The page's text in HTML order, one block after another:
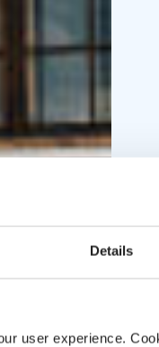
Details
user experience.